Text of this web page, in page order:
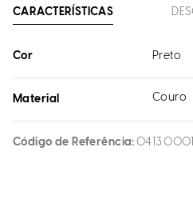
CARACTERÍSTICAS
Cor Preto
Material Couro
Código de Referência